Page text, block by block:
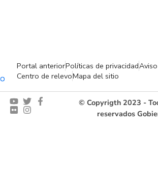
Portal anteriorPolíticas de privacidad
Centro de relevoMapa del sitio
© Copyrigth 2023 -
reservados